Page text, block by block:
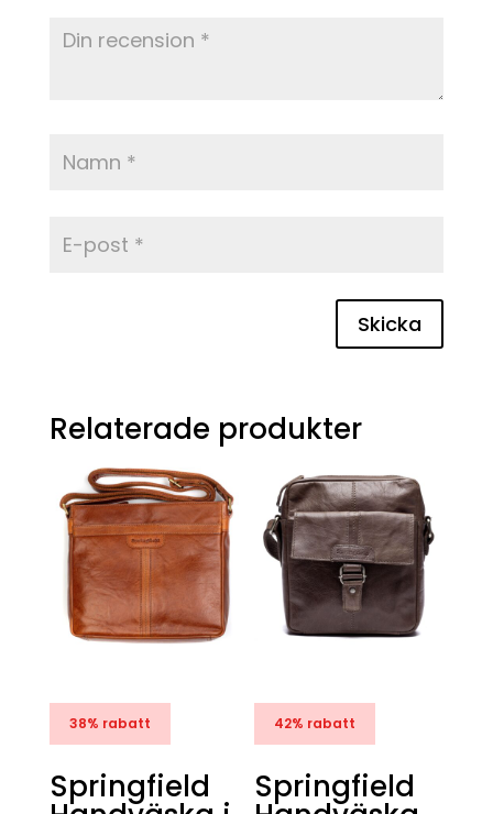
Skicka
Relaterade produkter
38% rabatt
Springfield
42% rabatt
Springfield